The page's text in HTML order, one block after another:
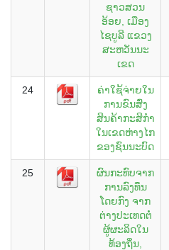
ຊາວສວນ
ອ້ອຍ, ເມືອງ
ໄຊບູລີ ແຂວງ
ສະຫວັນນະ
ເຂດ
24
ຄ່າໃຊ້ຈ່າຍໃນ
ການຂົນສົ່ງ
ສິນຄ້າກະສິກຳ
ໃນເຂດຫ່າງໄກ
ຂອງຊົນນະບົດ
25
ຜົນກະທົບຈາກ
ການລົງທຶນ
ໂດຍກົງ ຈາກ
ຕ່າງປະເທດຕໍ່
ຜູ້ຜະລິດໃນ
ທ້ອງຖິ່ນ,